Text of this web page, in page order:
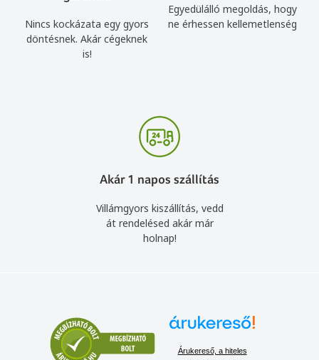
Nincs kockázata egy gyors
döntésnek. Akár cégeknek
is!
Egyedülálló megoldás, hogy
ne érhessen kellemetlenség
Akár 1 napos szállítás
Villámgyors kiszállítás, vedd
át rendelésed akár már
holnap!
Árukereső, a hiteles